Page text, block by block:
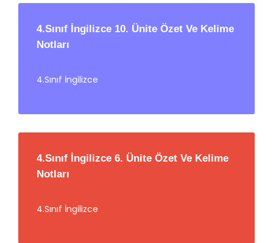
4.Sınıf İngilizce 10. Ünite Özet Ve Kelime
Notları
4.Sınıf İngilizce
4.Sınıf İngilizce 6. Ünite Özet Ve Kelime
Notları
4.Sınıf İngilizce